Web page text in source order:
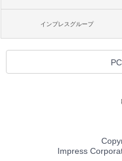
インプレスグループ
Impress